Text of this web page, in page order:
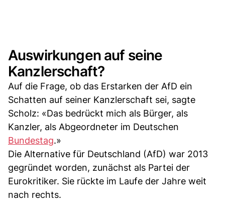
Auswirkungen auf seine
Kanzlerschaft?
Auf die Frage, ob das Erstarken der AfD ein
Schatten auf seiner Kanzlerschaft sei, sagte
Scholz: «Das bedrückt mich als Bürger, als
Kanzler, als Abgeordneter im Deutschen
Bundestag.»
Die Alternative für Deutschland (AfD) war 2013
gegründet worden, zunächst als Partei der
Eurokritiker. Sie rückte im Laufe der Jahre weit
nach rechts.